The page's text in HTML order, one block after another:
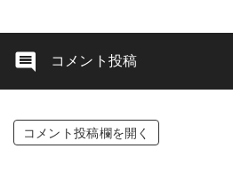
コメント投稿
コメント投稿欄を開く